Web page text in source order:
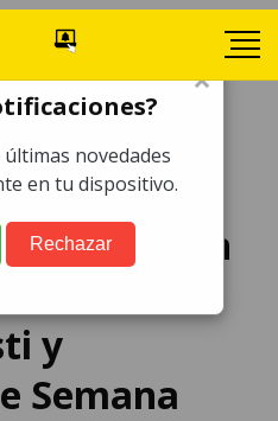
brillan en
de
y
Semana
×
últimas novedades
en tu dispositivo.
Rechazar